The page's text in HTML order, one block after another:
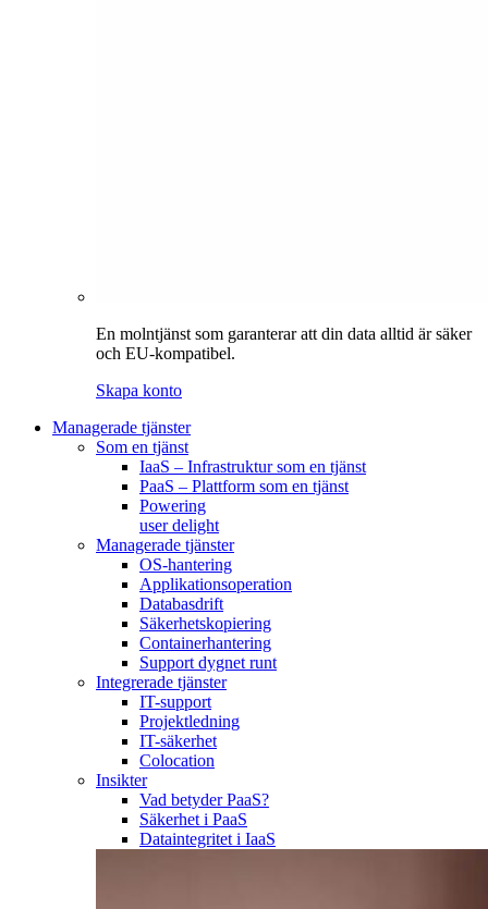
En molntjänst som garanterar att din data alltid är säker
och EU-kompatibel.
Skapa konto
Managerade tjänster
Som en tjänst
IaaS – Infrastruktur som en tjänst
PaaS – Plattform som en tjänst
Powering
user delight
Managerade tjänster
OS-hantering
Applikationsoperation
Databasdrift
Säkerhetskopiering
Containerhantering
Support dygnet runt
Integrerade tjänster
IT-support
Projektledning
IT-säkerhet
Colocation
Insikter
Vad betyder PaaS?
Säkerhet i PaaS
Dataintegritet i IaaS